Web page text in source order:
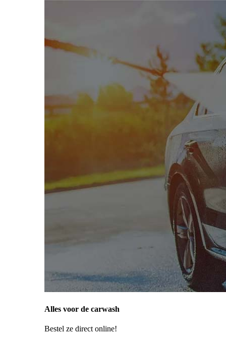
Alles voor de carwash
Bestel ze direct online!